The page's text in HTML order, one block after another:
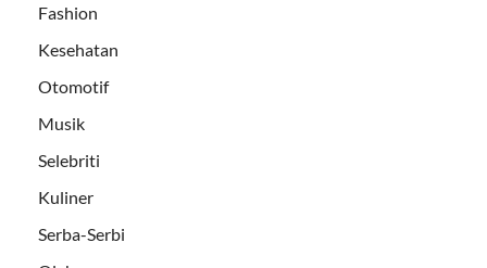
Fashion
Kesehatan
Otomotif
Musik
Selebriti
Kuliner
Serba-Serbi